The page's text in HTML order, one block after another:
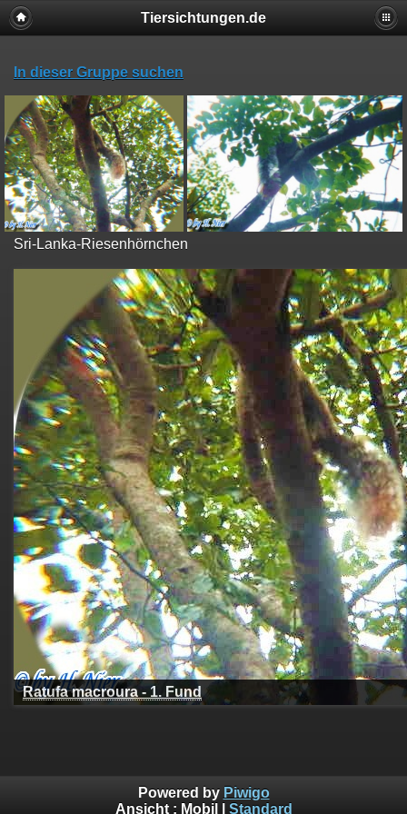
Tiersichtungen.de
In dieser Gruppe suchen
Sri-Lanka-Riesenhörnchen
Ratufa macroura - 1. Fund
Powered by Piwigo
Ansicht : Mobil Standard